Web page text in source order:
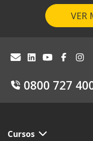
VER
0800 727
Cursos